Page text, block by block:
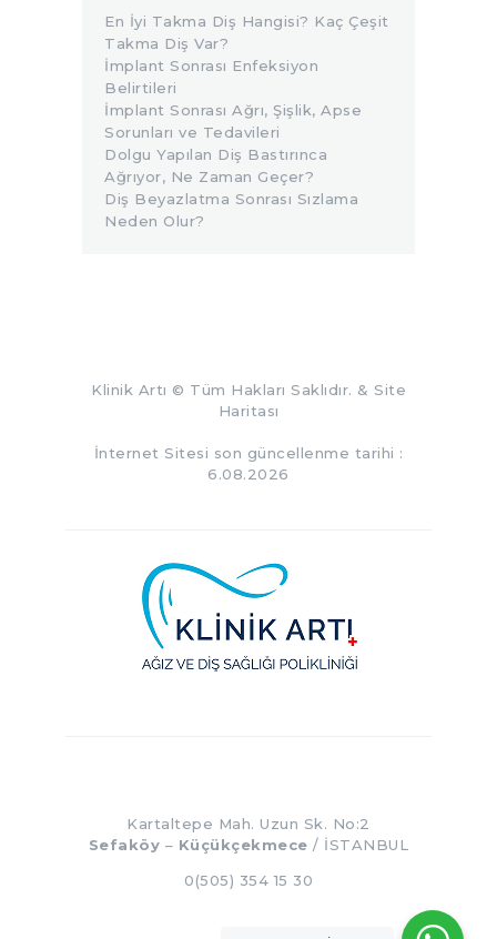
En İyi Takma Diş Hangisi? Kaç Çeşit
Takma Diş Var?
İmplant Sonrası Enfeksiyon
Belirtileri
İmplant Sonrası Ağrı, Şişlik, Apse
Sorunları ve Tedavileri
Dolgu Yapılan Diş Bastırınca
Ağrıyor, Ne Zaman Geçer?
Diş Beyazlatma Sonrası Sızlama
Neden Olur?
Klinik Artı © Tüm Hakları Saklıdır. & Site
Haritası
İnternet Sitesi son güncellenme tarihi :
6.08.2026
Kartaltepe Mah. Uzun Sk. No:2
Sefaköy – Küçükçekmece/ İSTANBUL
0(505) 354 15 30